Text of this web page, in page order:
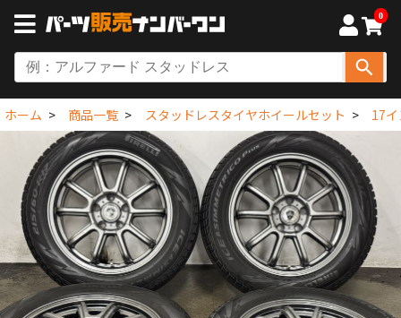
0
ホーム 商品一覧 スタッドレスタイヤホイールセット 17